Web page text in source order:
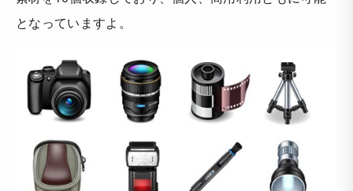
となっていますよ。